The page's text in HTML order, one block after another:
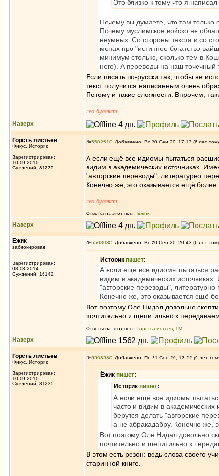
Это близко к тому что я
Почему вы думаете, что там
Почему муслимское войско не
неумных. Со стороны текста и со
монах про "истинное богатство
минимум столько, сколько тем в
него). А переводы на наш точечный
Если писать по-русски так, чтобы не
текст получится написанным очень
Потому и такие сложности. Впрочем,
нео-буддист
Наверх
Горсть листьев
Фикус, Историк
Зарегистрирован:
10.09.2010
Суждений: 31235
№550251 Добавлено: Вс 20 Сен 20, 17:13 (6 лет
А если ещё все идиомы пытаться
видим в академических источниках.
"авторские переводы", литературно
Конечно же, это оказывается ещё более
нео-буддист
Ответы на этот пост: Ёжик
Наверх
Ёжик
заблокирован
Зарегистрирован:
08.03.2014
Суждений: 16142
№550303 Добавлено: Вс 20 Сен 20, 20:43 (6 лет
Историк пишет:
А если ещё все идиомы пытаться
видим в академических
"авторские переводы", литературно
Конечно же, это оказывается ещё
Вот поэтому Оле Нидал довольно
почтительно и щепитильно к
Ответы на этот пост: Горсть листьев ТМ
Наверх
Горсть листьев
Фикус, Историк
Зарегистрирован:
10.09.2010
Суждений: 31235
№550358 Добавлено: Пн 21 Сен 20, 13:22 (6 лет
Ёжик пишет:
Историк пишет:
А если ещё все идиомы
часто и видим в
берутся делать "авторские
а не абракадабру. Конечно же,
Вот поэтому Оле Нидал довольно
почтительно и щепитильно к
В этом есть резон: ведь слова своего
старинной книге.